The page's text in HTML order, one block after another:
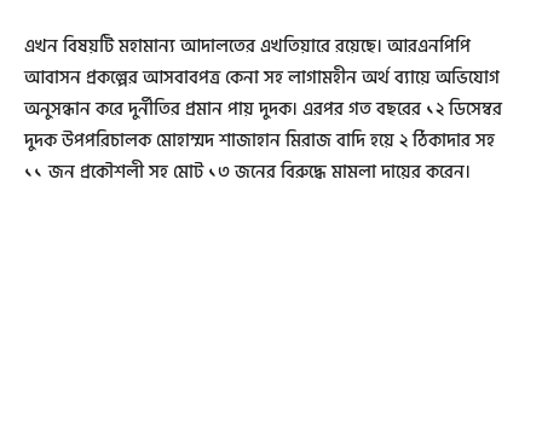
এখন বিষয়টি মহামান্য আদালতের এখতিয়ারে রয়েছে। আরএনপিপি
আবাসন প্রকল্পের আসবাবপত্র কেনা সহ লাগামহীন অর্থ ব্যায়ে অভিযোগ
অনুসন্ধান করে দুর্নীতির প্রমান পায় দুদক। এরপর গত বছরের ১২ ডিসেম্বর
দুদক উপপরিচালক মোহাম্মদ শাজাহান মিরাজ বাদি হয়ে ২ ঠিকাদার সহ
১১ জন প্রকৌশলী সহ মোট ১৩ জনের বিরুদ্ধে মামলা দায়ের করেন।